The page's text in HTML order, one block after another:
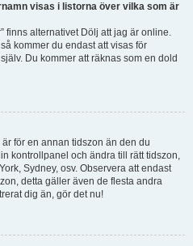
visas i listorna över vilka som är
finns alternativet Dölj att jag är online.
kommer du endast att visas för
Du kommer att räknas som en dold
för en annan tidszon än den du
kontrollpanel och ändra till rätt tidszon,
Sydney, osv. Observera att endast
detta gäller även de flesta andra
dig än, gör det nu!